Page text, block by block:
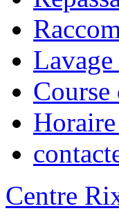
Course
Centre